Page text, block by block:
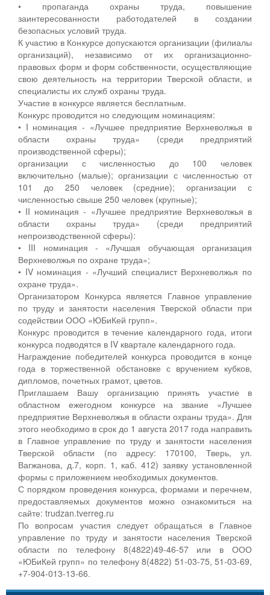
• пропаганда охраны труда, повышение
заинтересованности работодателей в создании
безопасных условий труда.
К участию в Конкурсе допускаются организации (филиалы
организаций), независимо от их организационно-
правовых форм и форм собственности, осуществляющие
свою деятельность на территории Тверской области, и
специалисты их служб охраны труда.
Участие в конкурсе является бесплатным.
Конкурс проводится но следующим номинациям:
• I номинация - «Лучшее предприятие Верхневолжья в
области охраны труда» (среди предприятий
производственной сферы);
организации с численностью до 100 человек
включительно (малые); организации с численностью от
101 до 250 человек (средние); организации с
численностью свыше 250 человек (крупные);
• II номинация - «Лучшее предприятие Верхневолжья в
области охраны труда» (среди предприятий
непроизводственной сферы):
• III номинация - «Лучшая обучающая организация
Верхневолжья по охране труда»;
• IV номинация - «Лучший специалист Верхневолжья по
охране труда».
Организатором Конкурса является Главное управление
по труду и занятости населения Тверской области при
содействии ООО «ЮБиКей групп».
Конкурс проводится в течение календарного года, итоги
конкурса подводятся в IV квартале календарного года.
Награждение победителей конкурса проводится в конце
года в торжественной обстановке с вручением кубков,
дипломов, почетных грамот, цветов.
Приглашаем Вашу организацию принять участие в
областном ежегодном конкурсе на звание «Лучшее
предприятие Верхневолжья в области охраны труда». Для
этого необходимо в срок до 1 августа 2017 года направить
в Главное управление по труду и занятости населения
Тверской области (по адресу: 170100, Тверь, ул.
Вагжанова, д.7, корп. 1, каб. 412) заявку установленной
формы с приложением необходимых документов.
С порядком проведения конкурса, формами и перечнем,
предоставляемых документов можно ознакомиться на
сайте: trudzan.tverreg.ru
По вопросам участия следует обращаться в Главное
управление по труду и занятости населения Тверской
области по телефону 8(4822)49-46-57 или в ООО
«ЮБиКей групп» по телефону 8(4822) 51-03-75, 51-03-69,
+7-904-013-13-66.